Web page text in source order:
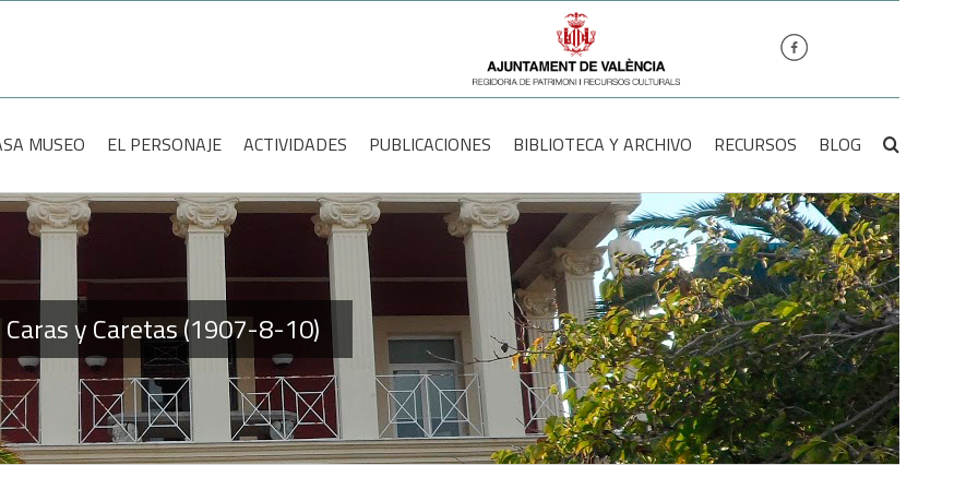
MUSEO
EL PERSONAJE ACTIVIDADES PUBLICACIONES BIBLIOTECA Y ARCHIVO RECURSOS BLOG
y Caretas (1907-8-10)